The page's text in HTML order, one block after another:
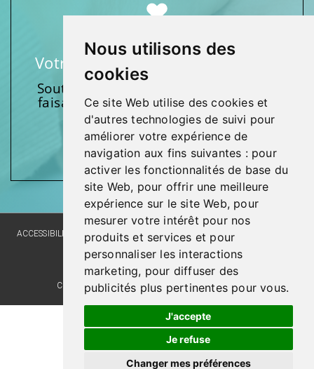
Nous utilisons des
cookies
Ce site Web utilise des cookies et
d'autres technologies de suivi pour
améliorer votre expérience de
navigation aux fins suivantes : pour
activer les fonctionnalités de base du
site Web, pour offrir une meilleure
expérience sur le site Web, pour
mesurer votre intérêt pour nos
produits et services et pour
personnaliser les interactions
marketing, pour diffuser des
publicités plus pertinentes pour vous.
J'accepte
Je refuse
Changer mes préférences
Votre soutien fait une différence
Soutenez l’une de nos fondations en
faisant un don et en participant aux
activités.
Donnez généreusement!
ACCESSIBILITY SITE MAP LANGUAGE POLICY PRIVACY POLICY
WEBSITE DEVELOPMENT
COMMENTS, SUGGESTIONS, ACKNOWLEDGMENTS
© Santé Québec Laval, 2026